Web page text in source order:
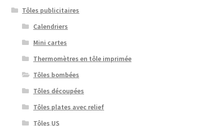
Tôles publicitaires
Calendriers
Mini cartes
Thermomètres en tôle imprimée
Tôles bombées
Tôles découpées
Tôles plates avec relief
Tôles US